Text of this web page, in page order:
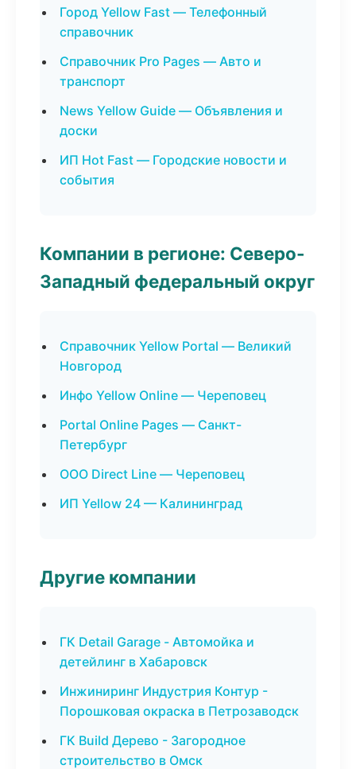
Город Yellow Fast — Телефонный
справочник
Справочник Pro Pages — Авто и
транспорт
News Yellow Guide — Объявления и
доски
ИП Hot Fast — Городские новости и
события
Компании в регионе: Северо-
Западный федеральный округ
Справочник Yellow Portal — Великий
Новгород
Инфо Yellow Online — Череповец
Portal Online Pages — Санкт-
Петербург
ООО Direct Line — Череповец
ИП Yellow 24 — Калининград
Другие компании
ГК Detail Garage - Автомойка и
детейлинг в Хабаровск
Инжиниринг Индустрия Контур -
Порошковая окраска в Петрозаводск
ГК Build Дерево - Загородное
строительство в Омск